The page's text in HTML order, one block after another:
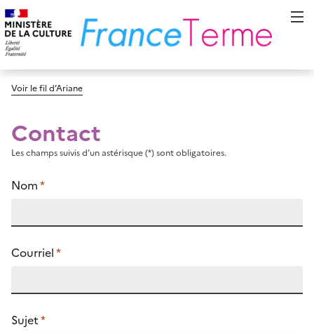
Voir le fil d’Ariane
Contact
Les champs suivis d’un astérisque (*) sont obligatoires.
Nom*
Courriel*
Sujet*